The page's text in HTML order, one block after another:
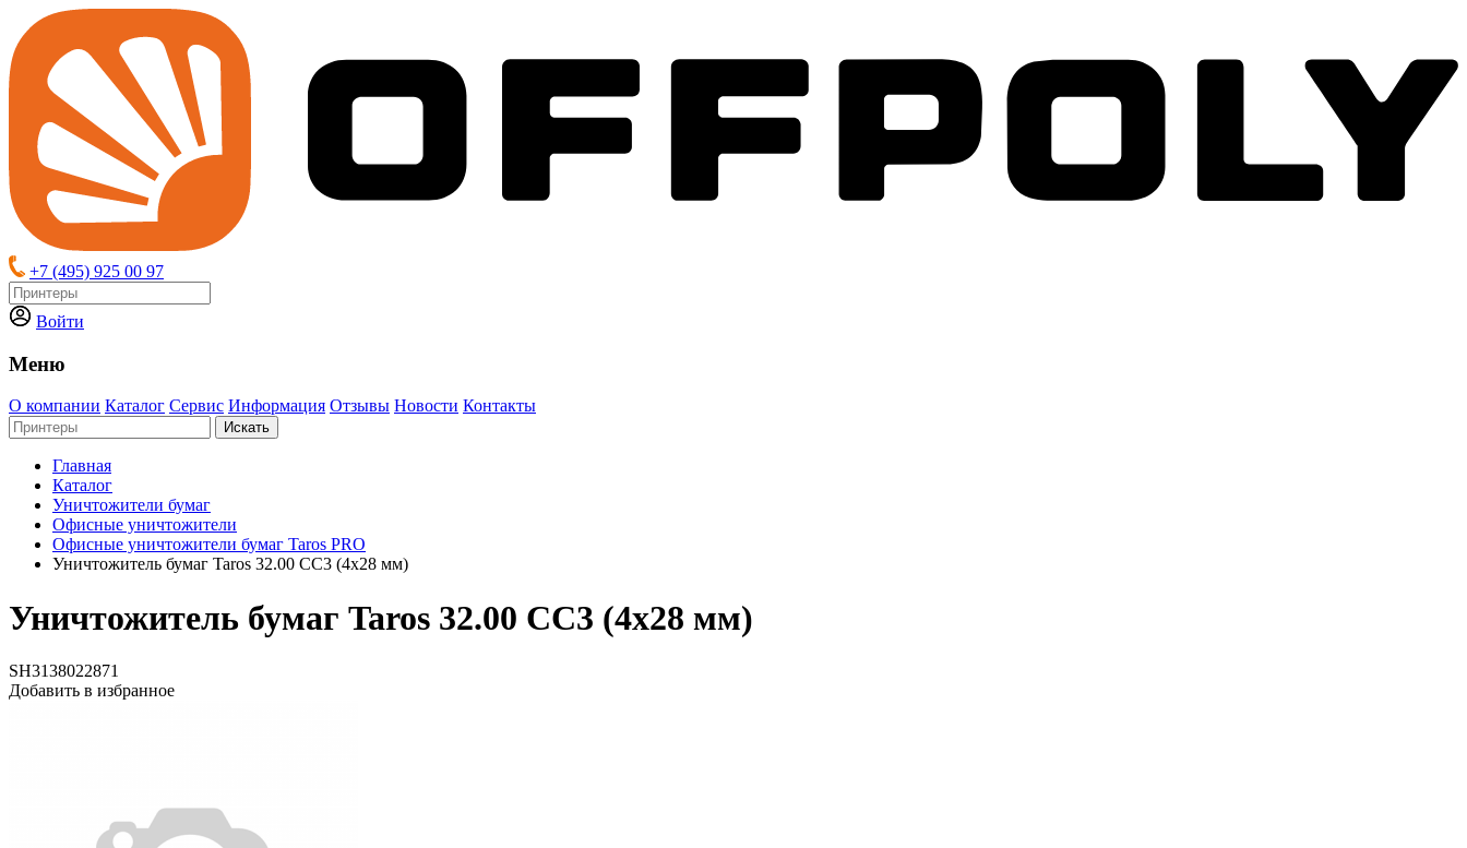
+7 (495) 925 00 97
Войти
Меню
О компании Каталог Сервис Информация Отзывы Новости Контакты
Искать
Главная
Каталог
Уничтожители бумаг
Офисные уничтожители
Офисные уничтожители бумаг Taros PRO
Уничтожитель бумаг Taros 32.00 CC3 (4x28 мм)
Уничтожитель бумаг Taros 32.00 CC3 (4x28 мм)
SH3138022871
Добавить в избранное